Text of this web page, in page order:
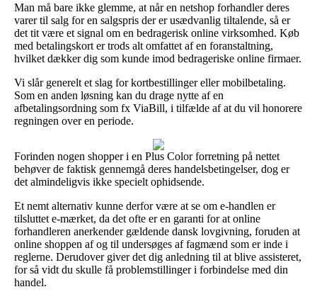
Man må bare ikke glemme, at når en netshop forhandler deres
varer til salg for en salgspris der er usædvanlig tiltalende, så er
det tit være et signal om en bedragerisk online virksomhed. Køb
med betalingskort er trods alt omfattet af en foranstaltning,
hvilket dækker dig som kunde imod bedrageriske online firmaer.
Vi slår generelt et slag for kortbestillinger eller mobilbetaling.
Som en anden løsning kan du drage nytte af en
afbetalingsordning som fx ViaBill, i tilfælde af at du vil honorere
regningen over en periode.
Forinden nogen shopper i en Plus Color forretning på nettet
behøver de faktisk gennemgå deres handelsbetingelser, dog er
det almindeligvis ikke specielt ophidsende.
Et nemt alternativ kunne derfor være at se om e-handlen er
tilsluttet e-mærket, da det ofte er en garanti for at online
forhandleren anerkender gældende dansk lovgivning, foruden at
online shoppen af og til undersøges af fagmænd som er inde i
reglerne. Derudover giver det dig anledning til at blive assisteret,
for så vidt du skulle få problemstillinger i forbindelse med din
handel.